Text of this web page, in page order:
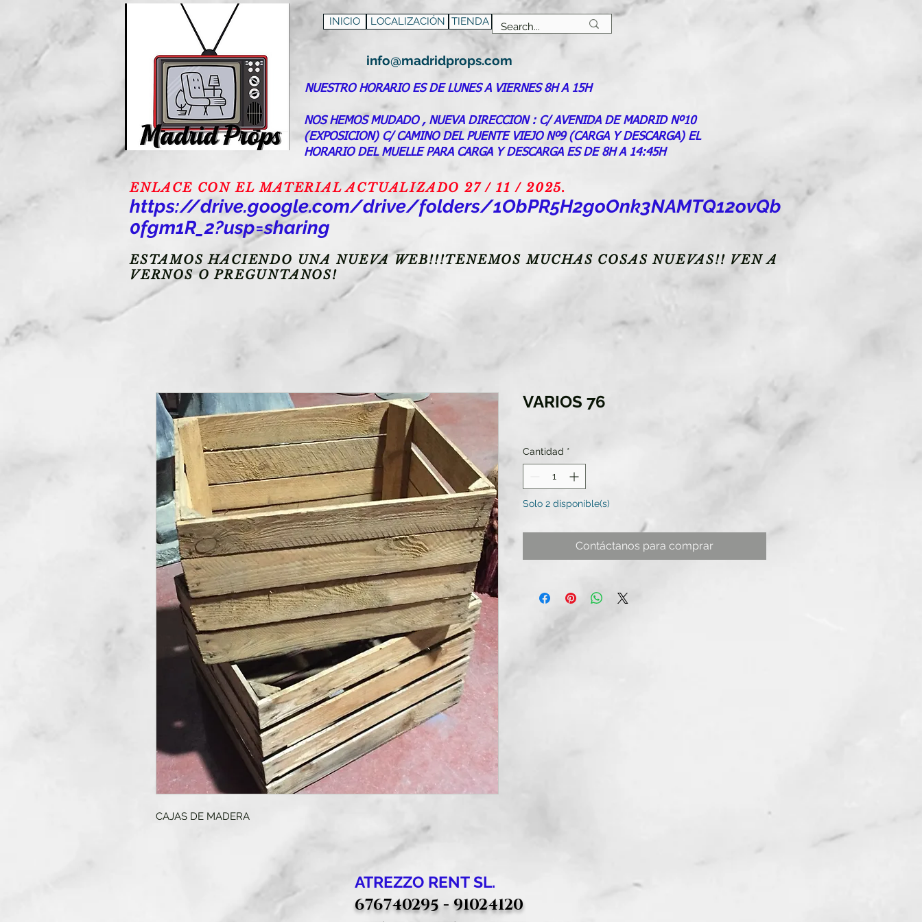
INICIO LOCALIZACIÓN TIENDA
info@madridprops.com
NUESTRO HORARIO ES DE LUNES A VIERNES 8H A 15H
NOS HEMOS MUDADO , NUEVA DIRECCION : C/ AVENIDA DE MADRID Nº10
(EXPOSICION) C/ CAMINO DEL PUENTE VIEJO Nº9 (CARGA Y DESCARGA) EL
HORARIO DEL MUELLE PARA CARGA Y DESCARGA ES DE 8H A 14:45H
ENLACE CON EL MATERIAL ACTUALIZADO 27 / 11 / 2025.
https://drive.google.com/drive/folders/1ObPR5H2goOnk3NAMTQ12ovQb
0fgm1R_2?usp=sharing
ESTAMOS HACIENDO UNA NUEVA WEB!!!TENEMOS MUCHAS COSAS NUEVAS!! VEN A
VERNOS O PREGUNTANOS!
CAJAS DE MADERA
VARIOS 76
Cantidad *
Solo 2 disponible(s)
Contáctanos para comprar
ATREZZO RENT SL.
676740295 - 91024120